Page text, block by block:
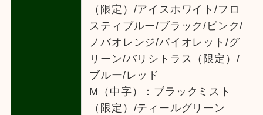
（限定）/アイスホワイト/フロ
スティブルー/ブラック/ピンク/
ノバオレンジ/バイオレット/グ
リーン/バリシトラス（限定）/
ブルー/レッド
M（中字）：ブラックミスト
（限定）/ティールグリーン